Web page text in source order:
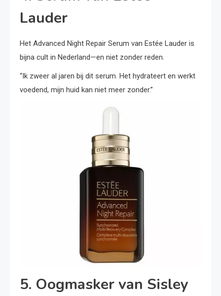
Lauder
Het Advanced Night Repair Serum van Estée Lauder is
bijna cult in Nederland—en niet zonder reden.
“Ik zweer al jaren bij dit serum. Het hydrateert en werkt
voedend, mijn huid kan niet meer zonder.”
5. Oogmasker van Sisley